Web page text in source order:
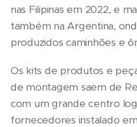
nas Filipinas em 2022, e
também na Argentina,
produzidos caminhões e
Os kits de produtos e
de montagem saem de
com um grande centro
fornecedores instalado